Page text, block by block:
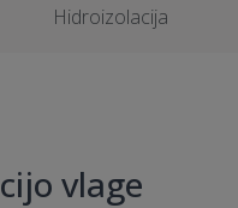
Hidroizolacija
vlage